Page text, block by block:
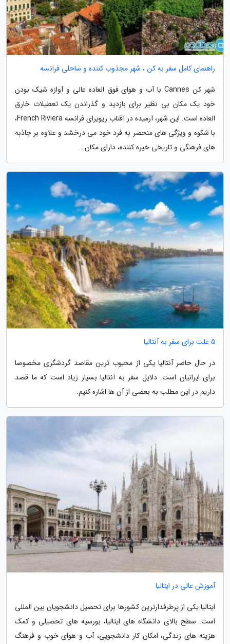
راهنمای کامل سفر به کن ، شهر مجذوب کننده و ساحلی فرانسه
شهر کن Cannes با آب و هوای فوق العاده عالی و آوازه شیک بودن
خود یک مکان بی نظیر برای بازدید و گذراندن یک تعطیلات خارق
العاده است. این شهر، آرمیده در آفتاب ریویرای فرانسه French Riviera،
با شکوه و ویژگی های منحصر به فرد خود می درخشد و علاوه بر جاذبه
های فرهنگی و تاریخی خیره کننده، دارای مکان...
5 علت برای سفر به آنتالیا
در حال حاضر آنتالیا یکی از محبوب ترین مقاصد گردشگری مخصوصا
برای ایرانیان است. دلایل سفر به آنتالیا بسیار زیاد است که ما قصد
داریم در این مطلب به بعضی از آن ها اشاره کنیم.
آموزش عالی در ایتالیا
ایتالیا یکی از پرطرفدارترین کشورها برای تحصیل دانشجویان بین المللی
است. سطح بالای دانشگاه های ایتالیا، بورسیه های تحصیلی و کمک
هزینه های زندگی، امکان کار دانشجویی، آب و هوای خوب و فرهنگ